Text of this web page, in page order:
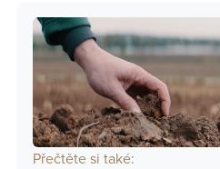
Přečtěte si také: